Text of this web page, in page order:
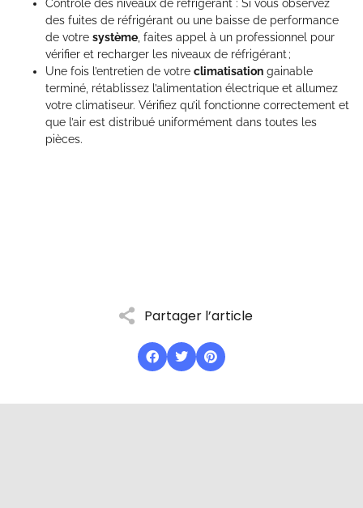
Partager l’article
Contrôle des niveaux de réfrigérant : Si vous observez
des fuites de réfrigérant ou une baisse de performance
de votre système, faites appel à un professionnel pour
vérifier et recharger les niveaux de réfrigérant ;
Une fois l’entretien de votre climatisation gainable
terminé, rétablissez l’alimentation électrique et allumez
votre climatiseur. Vérifiez qu’il fonctionne correctement et
que l’air est distribué uniformément dans toutes les
pièces.